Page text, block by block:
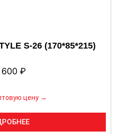
S-26 (170*85*215)
600 ₽
цену →